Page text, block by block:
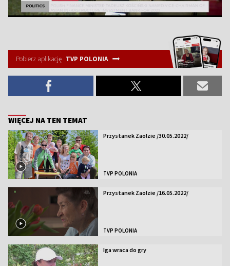
Pobierz aplikację TVP POLONIA
WIĘCEJ NA TEN TEMAT
Przystanek Zaolzie /30.05.2022/
TVP POLONIA
Przystanek Zaolzie /16.05.2022/
TVP POLONIA
Iga wraca do gry